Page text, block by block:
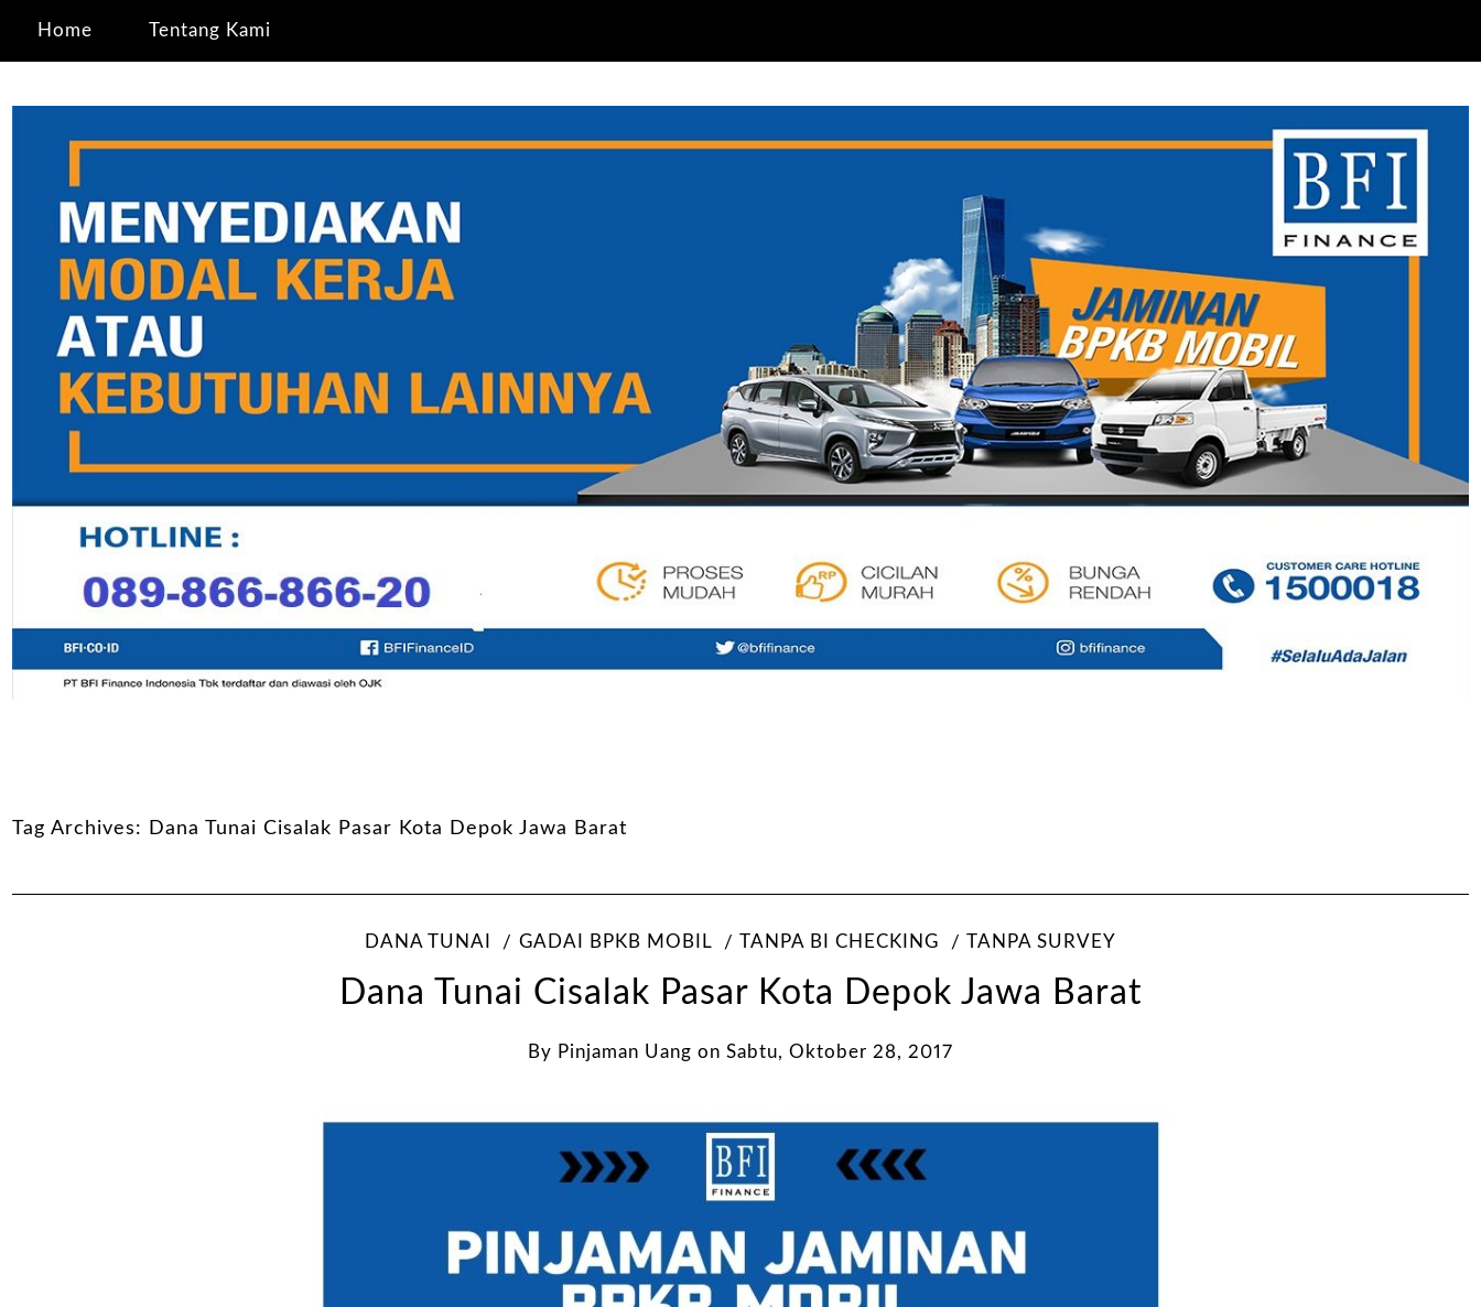
Home Tentang Kami
Tag Archives: Dana Tunai Cisalak Pasar Kota Depok Jawa Barat
DANA TUNAI GADAI BPKB MOBIL TANPA BI CHECKING TANPA SURVEY
Dana Tunai Cisalak Pasar Kota Depok Jawa Barat
By Pinjaman Uang on Sabtu, Oktober 28, 2017